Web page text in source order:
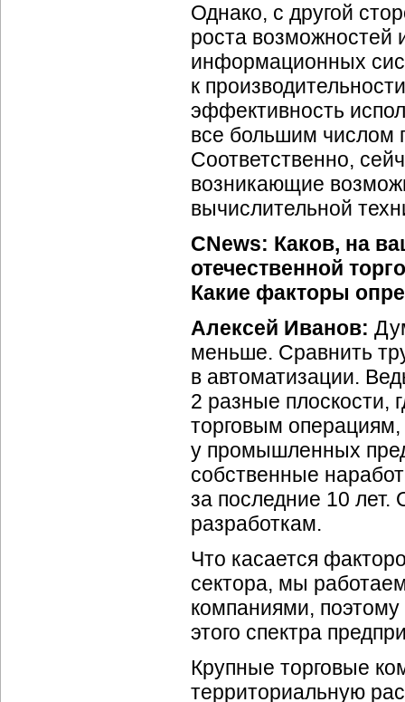
Однако, с другой
роста возможностей
информационных
к
эффективность
все большим числом
Соответственно,
возникающие
вычислительной
CNews: Каков, на
отечественной
Какие факторы
Алексей Иванов:
меньше. Сравнить
в автоматизации.
2 разные плоскости,
торговым
у промышленных
собственные
за последние 10
разработкам.
Что касается
сектора, мы
компаниями,
этого спектра
Крупные торговые
территориальную